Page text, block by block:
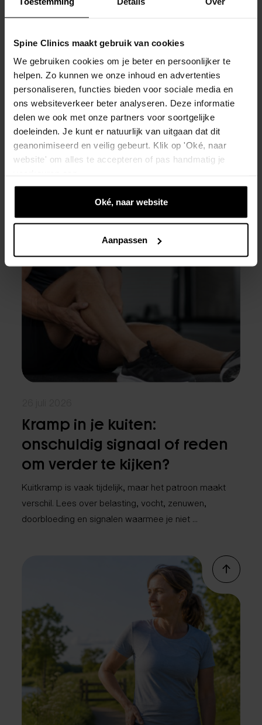
Spine Clinics maakt gebruik van cookies
We gebruiken cookies om je beter en persoonlijker te
helpen. Zo kunnen we onze inhoud en advertenties
personaliseren, functies bieden voor sociale media en
ons websiteverkeer beter analyseren. Deze informatie
delen we ook met onze partners voor soortgelijke
doeleinden. Je kunt er natuurlijk van uitgaan dat dit
geanonimiseerd en veilig gebeurt. Klik op 'Oké, naar
website' om alles te accepteren of pas handmatig je
Oké, naar website
Aanpassen
Na een lange vlucht weer
wanneer een dikke kuit niet
kan wachten
Stijf na een lange vlucht is normaal, maar een
eenzijdig dikke, warme kuit kan trombose zijn. Lees
hoe je veilig ...
Kramp in je kuiten:
onschuldig signaal of reden
om verder te kijken?
Kuitkramp is vaak tijdelijk, maar het patroon maakt
verschil. Lees over belasting, vocht, zenuwen,
doorbloeding en signalen waarmee je niet ...